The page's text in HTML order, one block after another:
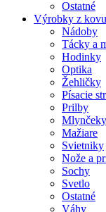
Ostatné
Výrobky z kovu
Nádoby
Tácky a
Hodinky
Optika
Žehličky
Písacie
Prilby
Mlynčeky
Mažiare
Svietniky
Nože a
Sochy
Svetlo
Ostatné
Váhy